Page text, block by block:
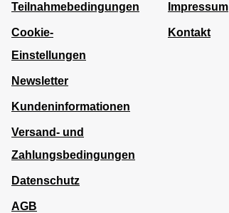
Teilnahmebedingungen
Cookie-
Einstellungen
Newsletter
Kundeninformationen
Versand- und
Zahlungsbedingungen
Datenschutz
AGB
Impressum
Kontakt